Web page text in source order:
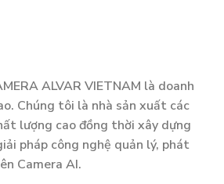
ALVAR VIETNAM là doanh
Chúng tôi là nhà sản xuất các
lượng cao đồng thời xây dựng
pháp công nghệ quản lý, phát
Camera AI.